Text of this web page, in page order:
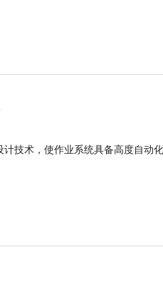
技术，使作业系统具备高度自动化